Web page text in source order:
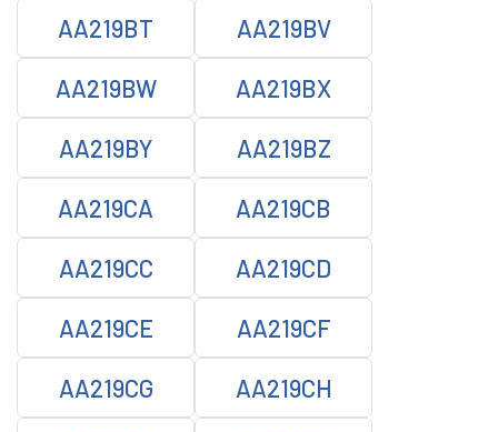
AA219BT AA219BV
AA219BW AA219BX
AA219BY AA219BZ
AA219CA AA219CB
AA219CC AA219CD
AA219CE AA219CF
AA219CG AA219CH